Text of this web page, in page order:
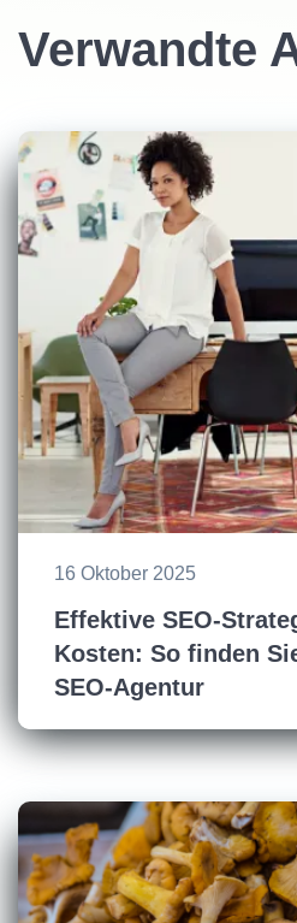
Verwandte
16 Oktober 2025
Effektive SEO-
Kosten: So finden
SEO-Agentur